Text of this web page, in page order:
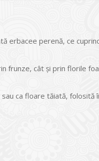
erbacee perenă, ce
frunze, cât și prin florile
ca floare tăiată, folosită